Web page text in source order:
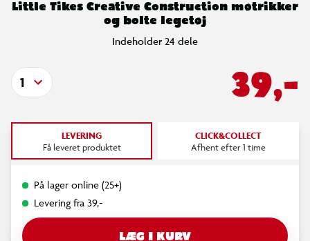
Little Tikes Creative Construction møtrikker
og bolte legetøj
Indeholder 24 dele
39,-
1
LEVERING
Få leveret produktet
CLICK&COLLECT
Afhent efter 1 time
På lager online (25+)
Levering fra 39,-
LÆG I KURV